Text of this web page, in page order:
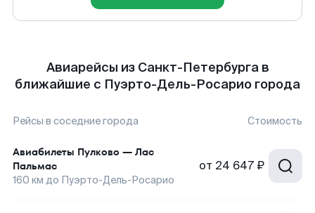
Авиарейсы из Санкт-Петербурга в
ближайшие с Пуэрто-Дель-Росарио города
Рейсы в соседние города Стоимость
Авиабилеты Пулково — Лас
Пальмас
160 км до Пуэрто-Дель-Росарио
от 24 647 ₽